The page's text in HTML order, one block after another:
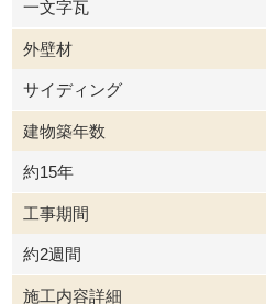
一文字瓦
外壁材
サイディング
建物築年数
約15年
工事期間
約2週間
施工内容詳細